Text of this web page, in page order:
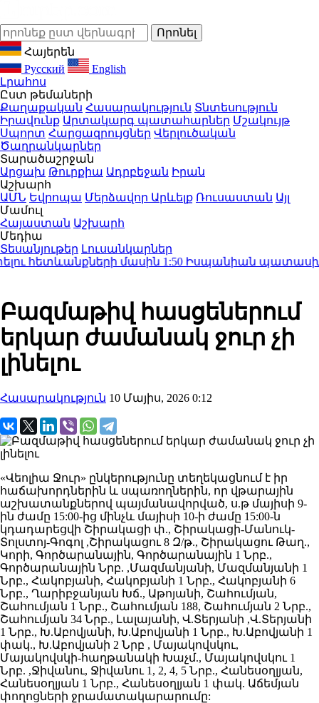
Հայերեն
Русский
English
Լրահոս
Ըստ թեմաների
Քաղաքական Հասարակություն Տնտեսություն
Իրավունք Արտակարգ պատահարներ Մշակույթ
Սպորտ Հարցազրույցներ Վերլուծական
Ծաղրանկարներ
Տարածաշրջան
Արցախ Թուրքիա Ադրբեջան Իրան
Աշխարհ
ԱՄՆ Եվրոպա Մերձավոր Արևելք Ռուսաստան Այլ
Մամուլ
Հայաստան Աշխարհ
Մեդիա
Տեսանյութեր Լուսանկարներ
հետևանքների մասին1:50Իսպանիան պատասխան
Բազմաթիվ հասցեներում
երկար ժամանակ ջուր չի
լինելու
Հասարակություն 10 Մայիս, 2026 0:12
«Վեոլիա Ջուր» ընկերությունը տեղեկացնում է իր
հաճախորդներին և սպառողներին, որ վթարային
աշխատանքներով պայմանավորված, ս.թ մայիսի 9-
ին ժամը 15:00-ից մինչև մայիսի 10-ի ժամը 15:00-ն
կդադարեցվի Շիրակացի փ., Շիրակացի-Մանուկ-
Տոլստոյ-Գոգոլ ,Շիրակացու 8 Զ/թ., Շիրակացու Թաղ.,
Կորի, Գործարանային, Գործարանային 1 Նրբ.,
Գործարանային Նրբ. ,Մազմանյանի, Մազմանյանի 1
Նրբ., Հակոբյանի, Հակոբյանի 1 Նրբ., Հակոբյանի 6
Նրբ., Ղարիբջանյան Խճ., Աթոյանի, Շահումյան,
Շահումյան 1 Նրբ., Շահումյան 188, Շահումյան 2 Նրբ.,
Շահումյան 34 Նրբ., Լալայանի, Վ.Տերյանի ,Վ.Տերյանի
1 Նրբ., Խ.Աբովյանի, Խ.Աբովյանի 1 Նրբ., Խ.Աբովյանի 1
փակ., Խ.Աբովյանի 2 Նրբ , Մայակովսկու,
Մայակովսկի-հաղթանակի Խաչմ., Մայակովսկու 1
Նրբ. ,Ջիվանու, Ջիվանու 1, 2, 4, 5 Նրբ., Հանեսօղլյան,
Հանեսօղլյան 1 Նրբ., Հանեսօղլյան 1 փակ. Աճեմյան
փողոցների ջրամատակարարումը: